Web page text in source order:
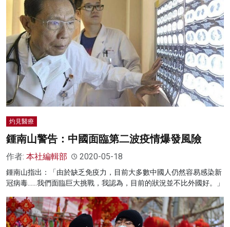
灼見醫療
鍾南山警告：中國面臨第二波疫情爆發風險
作者: 本社編輯部 2020-05-18
鍾南山指出：「由於缺乏免疫力，目前大多數中國人仍然容易感染新
冠病毒……我們面臨巨大挑戰，我認為，目前的狀況並不比外國好。」